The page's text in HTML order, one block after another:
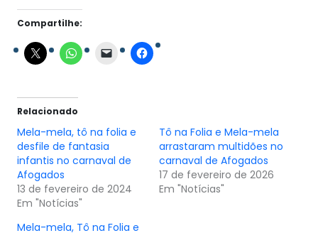
Compartilhe:
Relacionado
Mela-mela, tô na folia e
desfile de fantasia
infantis no carnaval de
Afogados
13 de fevereiro de 2024
Em "Notícias"
Tô na Folia e Mela-mela
arrastaram multidões no
carnaval de Afogados
17 de fevereiro de 2026
Em "Notícias"
Mela-mela, Tô na Folia e